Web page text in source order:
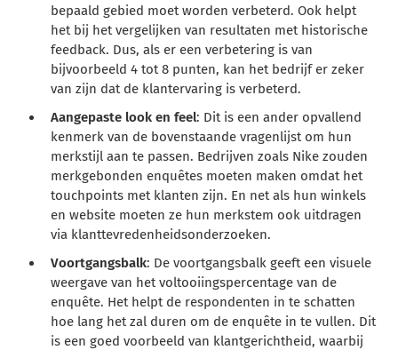
bepaald gebied moet worden verbeterd. Ook helpt
het bij het vergelijken van resultaten met historische
feedback. Dus, als er een verbetering is van
bijvoorbeeld 4 tot 8 punten, kan het bedrijf er zeker
van zijn dat de klantervaring is verbeterd.
Aangepaste look en feel: Dit is een ander opvallend
kenmerk van de bovenstaande vragenlijst om hun
merkstijl aan te passen. Bedrijven zoals Nike zouden
merkgebonden enquêtes moeten maken omdat het
touchpoints met klanten zijn. En net als hun winkels
en website moeten ze hun merkstem ook uitdragen
via klanttevredenheidsonderzoeken.
Voortgangsbalk: De voortgangsbalk geeft een visuele
weergave van het voltooiingspercentage van de
enquête. Het helpt de respondenten in te schatten
hoe lang het zal duren om de enquête in te vullen. Dit
is een goed voorbeeld van klantgerichtheid, waarbij